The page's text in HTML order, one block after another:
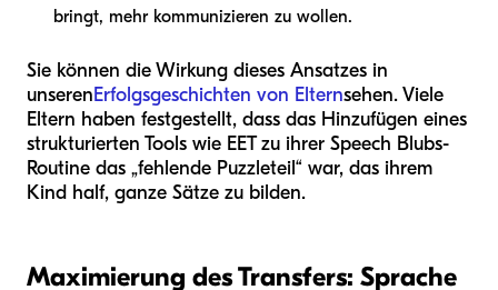
bringt, mehr kommunizieren zu wollen.
Sie können die Wirkung dieses Ansatzes in
unserenErfolgsgeschichten von Elternsehen. Viele
Eltern haben festgestellt, dass das Hinzufügen eines
strukturierten Tools wie EET zu ihrer Speech Blubs-
Routine das „fehlende Puzzleteil“ war, das ihrem
Kind half, ganze Sätze zu bilden.
Maximierung des Transfers: Sprache